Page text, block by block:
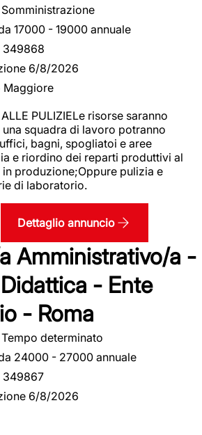
Somministrazione
17000 - 19000 annuale
349868
6/8/2026
Maggiore
PULIZIELe risorse saranno
squadra di lavoro potranno
bagni, spogliatoi e aree
e riordino dei reparti produttivi al
produzione;Oppure pulizia e
di laboratorio.
Dettaglio annuncio
Amministrativo/a -
- Ente
- Roma
Tempo determinato
24000 - 27000 annuale
349867
6/8/2026